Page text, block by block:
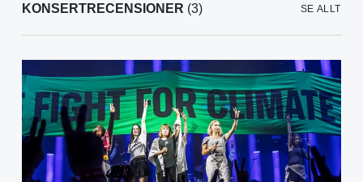
KONSERTRECENSIONER (3) SE ALLT